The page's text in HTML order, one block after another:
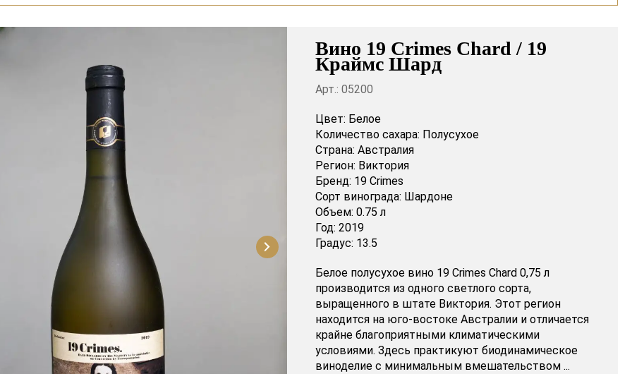
Вино 19 Crimes Chard / 19
Краймс Шард
Арт.: 05200
Цвет: Белое
Количество сахара: Полусухое
Страна: Австралия
Регион: Виктория
Бренд: 19 Crimes
Сорт винограда: Шардоне
Объем: 0.75 л
Год: 2019
Градус: 13.5
Белое полусухое вино 19 Crimes Chard 0,75 л
производится из одного светлого сорта,
выращенного в штате Виктория. Этот регион
находится на юго-востоке Австралии и отличается
крайне благоприятными климатическими
условиями. Здесь практикуют биодинамическое
виноделие с минимальным вмешательством ...